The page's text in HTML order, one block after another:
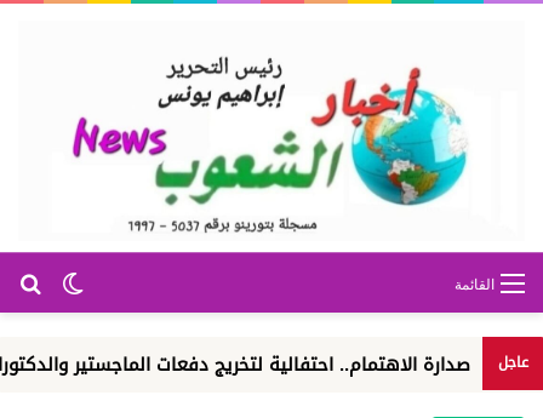
الوضع القائمة
عاجلالاهتمام.. احتفالية لتخريج دفعات الماجستير والدكتوراه